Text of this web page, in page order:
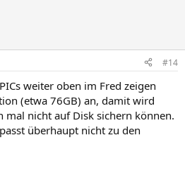
#14
weiter oben im Fred zeigen
(etwa 76GB) an, damit wird
mal nicht auf Disk sichern können.
überhaupt nicht zu den